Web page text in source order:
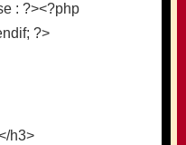
: ?><?php
?>
h3>